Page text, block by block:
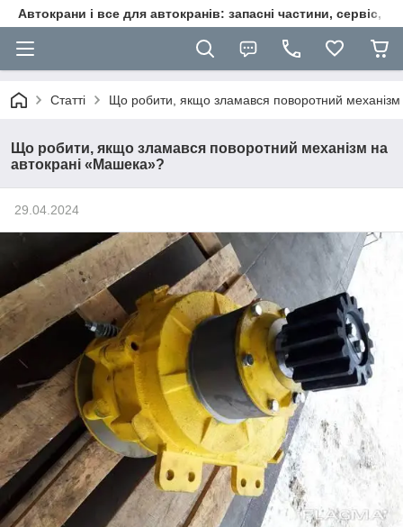
Автокрани і все для автокранів: запасні частини, сервіс,
Статті Що робити, якщо зламався поворотний
Що робити, якщо зламався поворотний механізм на
автокрані «Машека»?
29.04.2024